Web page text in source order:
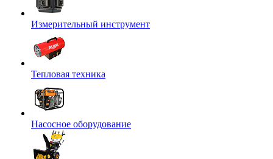
Измерительный инструмент
Тепловая техника
Насосное оборудование